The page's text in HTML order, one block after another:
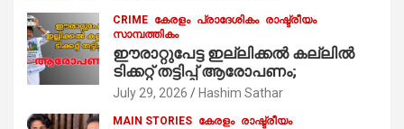
CRIME കേരളം പ്രാദേശികം രാഷ്ട്രീയം
സാമ്പത്തികം
ഈരാറ്റുപേട്ട ഇല്ലിക്കൽ കല്ലിൽ
ടിക്കറ്റ് തട്ടിപ്പ് ആരോപണം;
July 29, 2026 Hashim Sathar
MAIN STORIES കേരളം രാഷ്ട്രീയം